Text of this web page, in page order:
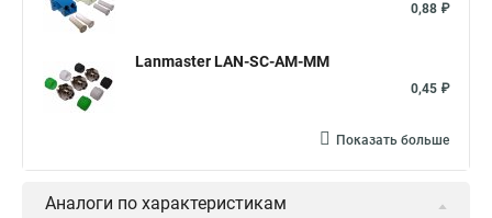
0,88 ₽
Lanmaster LAN-SC-AM-MM
0,45 ₽
Показать больше
Аналоги по характеристикам